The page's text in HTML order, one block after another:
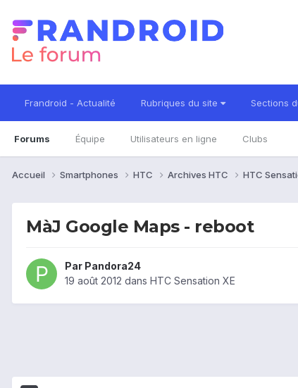
Frandroid - Actualité Rubriques du site Sections
Forums Équipe Utilisateurs en ligne Clubs
Accueil Smartphones HTC Archives HTC HTC
MàJ Google Maps - reboot
Par Pandora24
19 août 2012 dans HTC Sensation XE